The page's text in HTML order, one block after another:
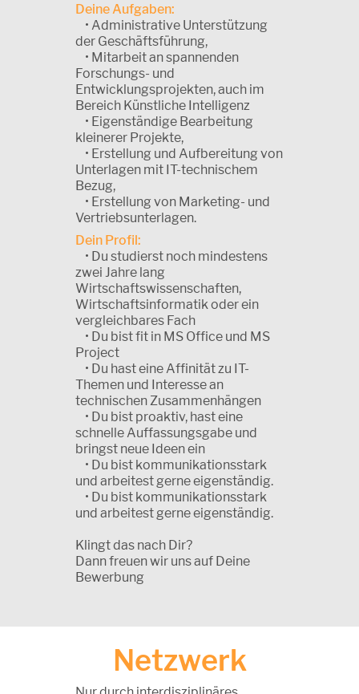
Deine Aufgaben:
• Administrative Unterstützung
der Geschäftsführung,
• Mitarbeit an spannenden
Forschungs- und
Entwicklungsprojekten, auch im
Bereich Künstliche Intelligenz
• Eigenständige Bearbeitung
kleinerer Projekte,
• Erstellung und Aufbereitung von
Unterlagen mit IT-technischem
Bezug,
• Erstellung von Marketing- und
Vertriebsunterlagen.
Dein Profil:
• Du studierst noch mindestens
zwei Jahre lang
Wirtschaftswissenschaften,
Wirtschaftsinformatik oder ein
vergleichbares Fach
• Du bist fit in MS Office und MS
Project
• Du hast eine Affinität zu IT-
Themen und Interesse an
technischen Zusammenhängen
• Du bist proaktiv, hast eine
schnelle Auffassungsgabe und
bringst neue Ideen ein
• Du bist kommunikationsstark
und arbeitest gerne eigenständig.
• Du bist kommunikationsstark
und arbeitest gerne eigenständig.
Klingt das nach Dir?
Dann freuen wir uns auf Deine
Bewerbung
Netzwerk